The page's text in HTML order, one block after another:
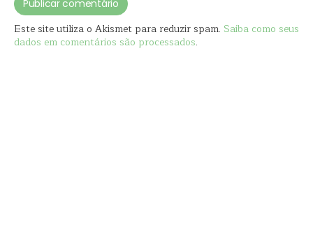
Este site utiliza o Akismet para reduzir spam. Saiba como seus
dados em comentários são processados.